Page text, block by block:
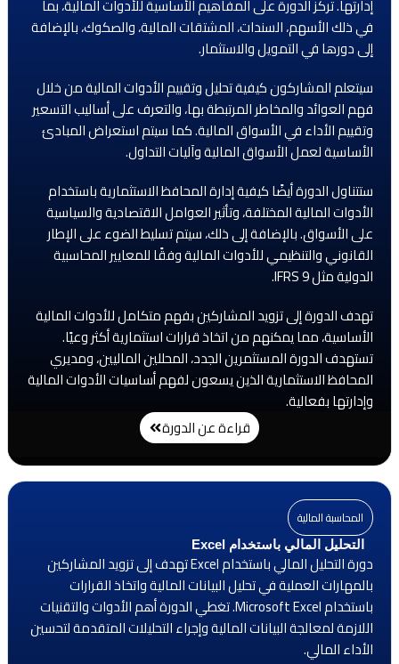
إدارتها. تركز الدورة على المفاهيم الأساسية للأدوات المالية، بما
في ذلك الأسهم، السندات، المشتقات المالية، والصكوك، بالإضافة
إلى دورها في التمويل والاستثمار.
سيتعلم المشاركون كيفية تحليل وتقييم الأدوات المالية من خلال
فهم العوائد والمخاطر المرتبطة بها، والتعرف على أساليب التسعير
وتقييم الأداء في الأسواق المالية. كما سيتم استعراض المبادئ
الأساسية لعمل الأسواق المالية وآليات التداول.
ستتناول الدورة أيضًا كيفية إدارة المحافظ الاستثمارية باستخدام
الأدوات المالية المختلفة، وتأثير العوامل الاقتصادية والسياسية
على الأسواق. بالإضافة إلى ذلك، سيتم تسليط الضوء على الإطار
القانوني والتنظيمي للأدوات المالية وفقًا للمعايير المحاسبية
الدولية مثل IFRS 9.
تهدف الدورة إلى تزويد المشاركين بفهم متكامل للأدوات المالية
الأساسية، مما يمكنهم من اتخاذ قرارات استثمارية أكثر وعيًا.
تستهدف الدورة المستثمرين الجدد، المحللين الماليين، ومديري
المحافظ الاستثمارية الذين يسعون لفهم أساسيات الأدوات المالية
وإدارتها بفعالية.
قراءة عن الدورة
المحاسبة المالية
التحليل المالي باستخدام Excel
دورة التحليل المالي باستخدام Excel تهدف إلى تزويد المشاركين
بالمهارات العملية في تحليل البيانات المالية واتخاذ القرارات
باستخدام Microsoft Excel. تغطي الدورة أهم الأدوات والتقنيات
اللازمة لمعالجة البيانات المالية وإجراء التحليلات المتقدمة لتحسين
الأداء المالي.